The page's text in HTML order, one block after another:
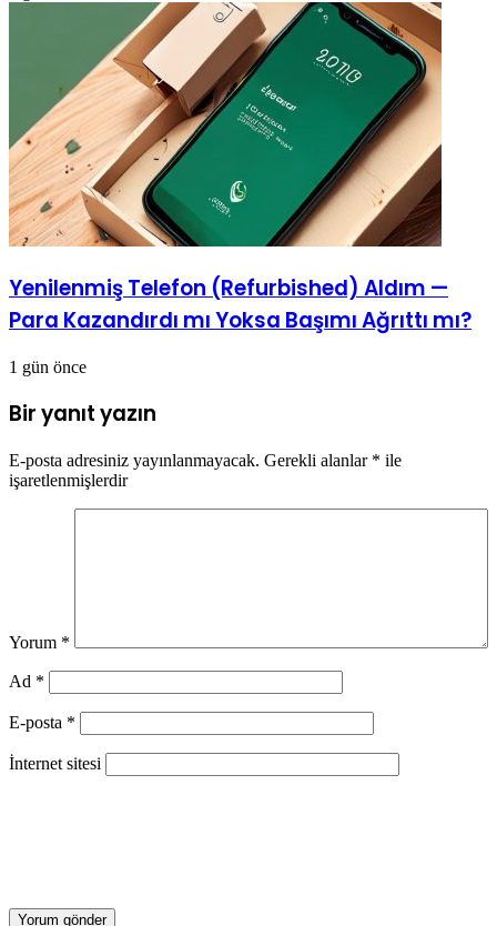
Yenilenmiş Telefon (Refurbished) Aldım —
Para Kazandırdı mı Yoksa Başımı Ağrıttı mı?
1 gün önce
Bir yanıt yazın
E-posta adresiniz yayınlanmayacak. Gerekli alanlar * ile
işaretlenmişlerdir
Yorum *
Ad *
E-posta *
İnternet sitesi